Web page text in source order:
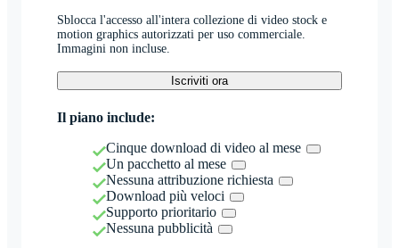
Sblocca l'accesso all'intera collezione di video stock e
motion graphics autorizzati per uso commerciale.
Immagini non incluse.
Iscriviti ora
Il piano include:
Cinque download di video al mese
Un pacchetto al mese
Nessuna attribuzione richiesta
Download più veloci
Supporto prioritario
Nessuna pubblicità